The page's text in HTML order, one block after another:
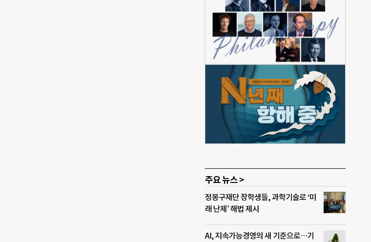
주요 뉴스 >
정몽구재단 장학생들, 과학기술로 ‘미
래 난제’ 해법 제시
AI, 지속가능경영의 새 기준으로…기